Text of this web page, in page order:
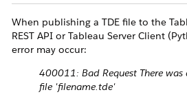
When publishing a TDE file to the
REST API or Tableau Server Client
error may occur:
400011: Bad Request There
file 'filename.tde'